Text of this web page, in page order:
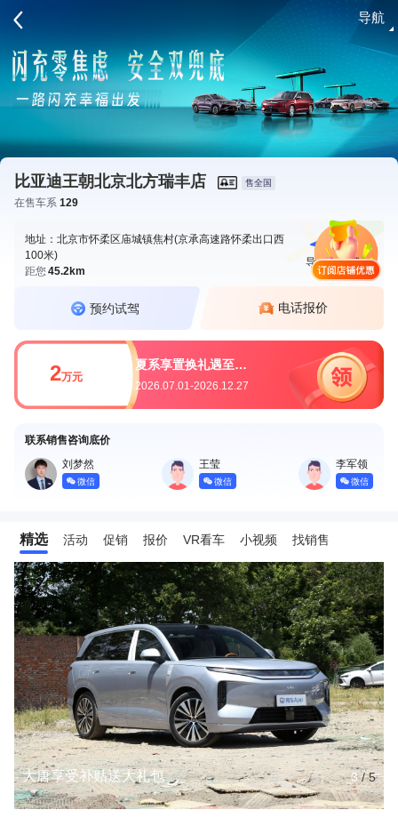
导航
比亚迪王朝北京北方瑞丰店 售全国
在售车系 129
地址：北京市怀柔区庙城镇焦村(京承高速路怀柔出口西
100米)
距您45.2km
导航 电话
预约试驾 电话报价
2万元
夏系享置换礼遇至高2万元
2026.07.01-2026.12.27
联系销售咨询底价
刘梦然
微信
王莹
微信
李军领
微信
精选 活动 促销 报价 VR看车 小视频 找销售
请登录
大唐享受补贴送大礼包 3/5